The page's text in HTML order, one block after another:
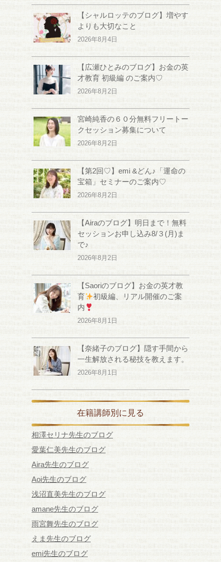
【シャルロッテのブログ】増やす
よりも大切なこと
2026年8月4日
【広瀬ひとみのブログ】お金の英
才教育 初級編 のご案内♡
2026年8月2日
宮崎純香の６０分無料フリートー
クセッション募集について
2026年8月2日
【第2回♡】emi &どん♪「運命の
宝箱」セミナーのご案内♡
2026年8月2日
【Airaのブログ】明日まで！無料
セッションお申し込み8/３(月)ま
で♪
2026年8月2日
【Saoriのブログ】お金の英才教
育
初級編、リアル開催のご案
内
2026年8月1日
【奈緒子のブログ】隠す手間から
一生解放される秘技を教えます。
2026年8月1日
在籍講師別に見る
相澤セリナ先生のブログ
愛葉仁美先生のブログ
Aira先生のブログ
Aoi先生のブログ
浅沼直美先生のブログ
amane先生のブログ
雨宮舞先生のブログ
えま先生のブログ
emi先生のブログ